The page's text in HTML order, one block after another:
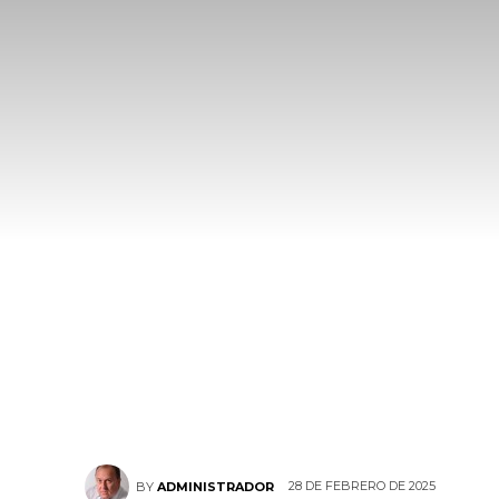
BY ADMINISTRADOR 28 DE FEBRERO DE 2025